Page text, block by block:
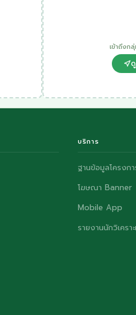
เข้าถึงก
บริการ
ฐานข้อมูลโครงก
โฆษณา Banner
Mobile App
รายงานนักวิเครา